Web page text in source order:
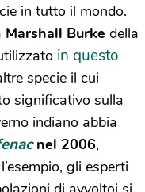
in tutto il mondo.
Marshall Burke della
in questo
specie il cui
significativo sulla
indiano abbia
nel 2006,
gli esperti